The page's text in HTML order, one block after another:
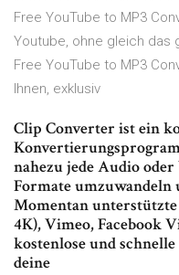
Free YouTube to MP3
Youtube, ohne gleich das
Free YouTube to MP3
Ihnen, exklusiv
Clip Converter ist ein
nahezu jede Audio
Formate
Momentan unterstützte
4K), Vimeo, Facebook
kostenlose und
deine